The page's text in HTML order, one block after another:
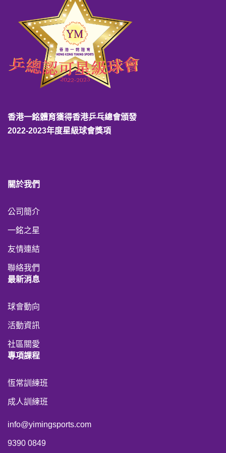
香港一銘體育獲得香港乒乓總會頒發
2022-2023年度星級球會獎項
關於我們
公司簡介
一銘之星
友情連結
聯絡我們
最新消息
球會動向
活動資訊
社區關愛
專項課程
恆常訓練班
成人訓練班
info@yimingsports.com
9390 0849